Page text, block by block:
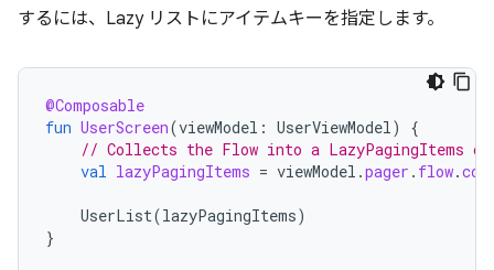
するには、Lazy リストにアイテムキーを指定します。
@Composable
fun UserScreen(viewModel : UserViewModel)
{
// Collects the Flow into a LazyPagingItems
val lazyPagingItems = viewModel .pager . flow.
UserList(lazyPagingItems)
}